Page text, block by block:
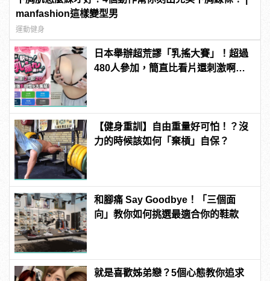
manfashion這樣變型男
運動健身
日本舉辦超荒謬「乳搖大賽」！超過
480人參加，簡直比看片還刺激啊！ |
【健身重訓】自由重量好可怕！？沒
力的時候該如何「棄槓」自保？
和腳痛 Say Goodbye！「三個面
向」教你如何挑選最適合你的鞋款
就是喜歡姊弟戀？5個心態教你追求